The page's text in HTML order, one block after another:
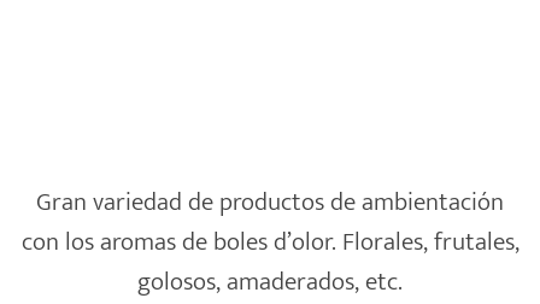
Gran variedad de productos de ambientación
con los aromas de boles d’olor. Florales, frutales,
golosos, amaderados, etc.